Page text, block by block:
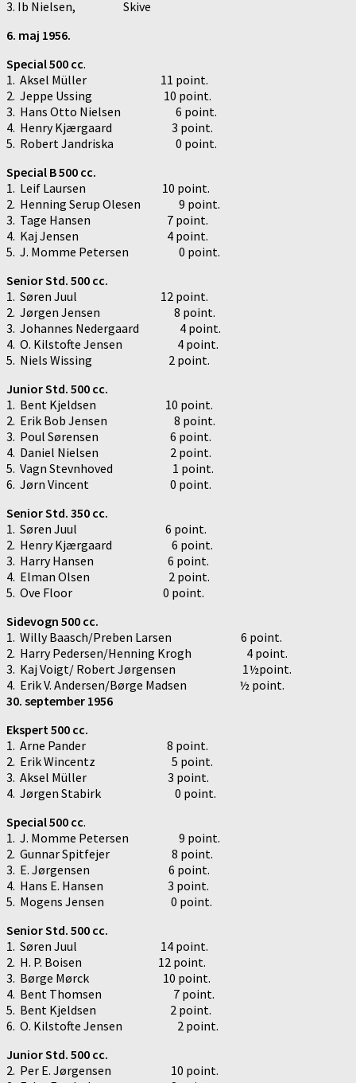
3. Ib Nielsen, Skive
6. maj 1956.
Special 500 cc.
1. Aksel Müller 11 point.
2. Jeppe Ussing 10 point.
3. Hans Otto Nielsen 6 point.
4. Henry Kjærgaard 3 point.
5. Robert Jandriska 0 point.
Special B 500 cc.
1. Leif Laursen 10 point.
2. Henning Serup Olesen 9 point.
3. Tage Hansen 7 point.
4. Kaj Jensen 4 point.
5. J. Momme Petersen 0 point.
Senior Std. 500 cc.
1. Søren Juul 12 point.
2. Jørgen Jensen 8 point.
3. Johannes Nedergaard 4 point.
4. O. Kilstofte Jensen 4 point.
5. Niels Wissing 2 point.
Junior Std. 500 cc.
1. Bent Kjeldsen 10 point.
2. Erik Bob Jensen 8 point.
3. Poul Sørensen 6 point.
4. Daniel Nielsen 2 point.
5. Vagn Stevnhoved 1 point.
6. Jørn Vincent 0 point.
Senior Std. 350 cc.
1. Søren Juul 6 point.
2. Henry Kjærgaard 6 point.
3. Harry Hansen 6 point.
4. Elman Olsen 2 point.
5. Ove Floor 0 point.
Sidevogn 500 cc.
1. Willy Baasch/Preben Larsen 6 point.
2. Harry Pedersen/Henning Krogh 4 point.
3. Kaj Voigt/ Robert Jørgensen 1½point.
4. Erik V. Andersen/Børge Madsen ½ point.
30. september 1956
Ekspert 500 cc.
1. Arne Pander 8 point.
2. Erik Wincentz 5 point.
3. Aksel Müller 3 point.
4. Jørgen Stabirk 0 point.
Special 500 cc.
1. J. Momme Petersen 9 point.
2. Gunnar Spitfejer 8 point.
3. E. Jørgensen 6 point.
4. Hans E. Hansen 3 point.
5. Mogens Jensen 0 point.
Senior Std. 500 cc.
1. Søren Juul 14 point.
2. H. P. Boisen 12 point.
3. Børge Mørck 10 point.
4. Bent Thomsen 7 point.
5. Bent Kjeldsen 2 point.
6. O. Kilstofte Jensen 2 point.
Junior Std. 500 cc.
2. Per E. Jørgensen 10 point.